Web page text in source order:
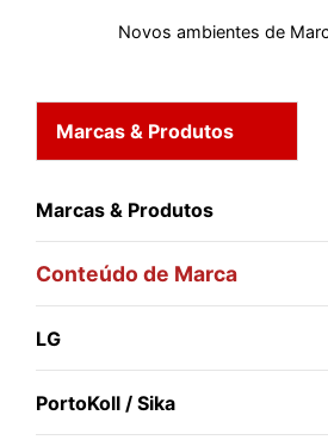
Novos ambientes de
Marcas & Produtos
Marcas & Produtos
Conteúdo de Marca
LG
PortoKoll / Sika